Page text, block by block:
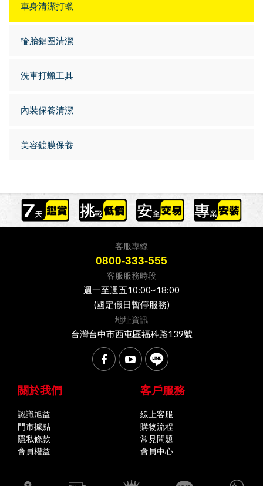
車身清潔打蠟
輪胎鋁圈清潔
洗車打蠟工具
內裝保養清潔
美容鍍膜保養
客服專線
0800-333-555
客服服務時段
週一至週五10:00~18:00
(國定假日暫停服務)
地址資訊
台灣台中市西屯區福科路139號
關於我們
認識旭益
門市據點
隱私條款
會員權益
客戶服務
線上客服
購物流程
常見問題
會員中心